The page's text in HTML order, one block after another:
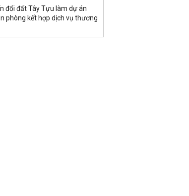
đổi đất Tây Tựu làm dự án
phòng kết hợp dịch vụ thương